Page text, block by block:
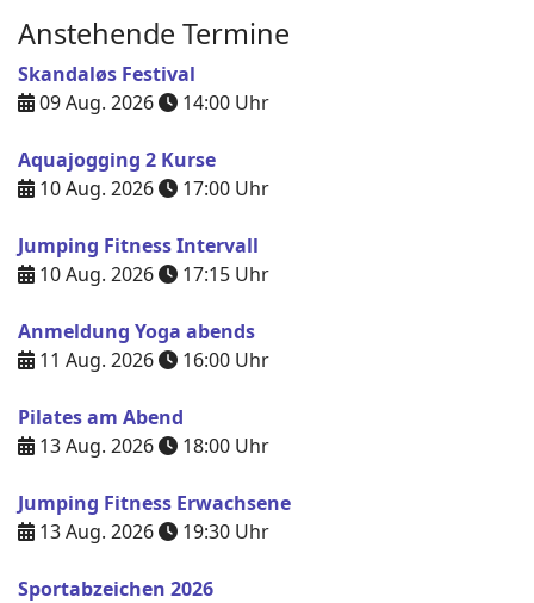
Anstehende Termine
Skandaløs Festival
09 Aug. 2026
14:00 Uhr
Aquajogging 2 Kurse
10 Aug. 2026
17:00 Uhr
Jumping Fitness Intervall
10 Aug. 2026
17:15 Uhr
Anmeldung Yoga abends
11 Aug. 2026
16:00 Uhr
Pilates am Abend
13 Aug. 2026
18:00 Uhr
Jumping Fitness Erwachsene
13 Aug. 2026
19:30 Uhr
Sportabzeichen 2026